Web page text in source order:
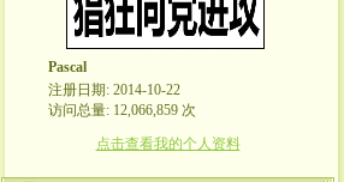
Pascal
注册日期: 2014-10-22
访问总量: 12,066,859 次
点击查看我的个人资料